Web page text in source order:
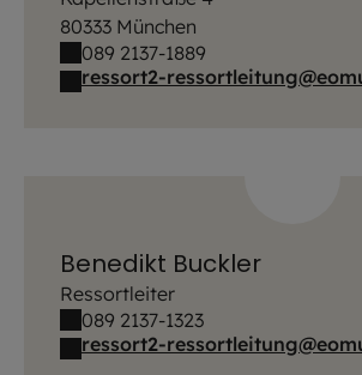
80333 München
089 2137-1889
ressort2-
Benedikt Buckler
Ressortleiter
089 2137-1323
ressort2-